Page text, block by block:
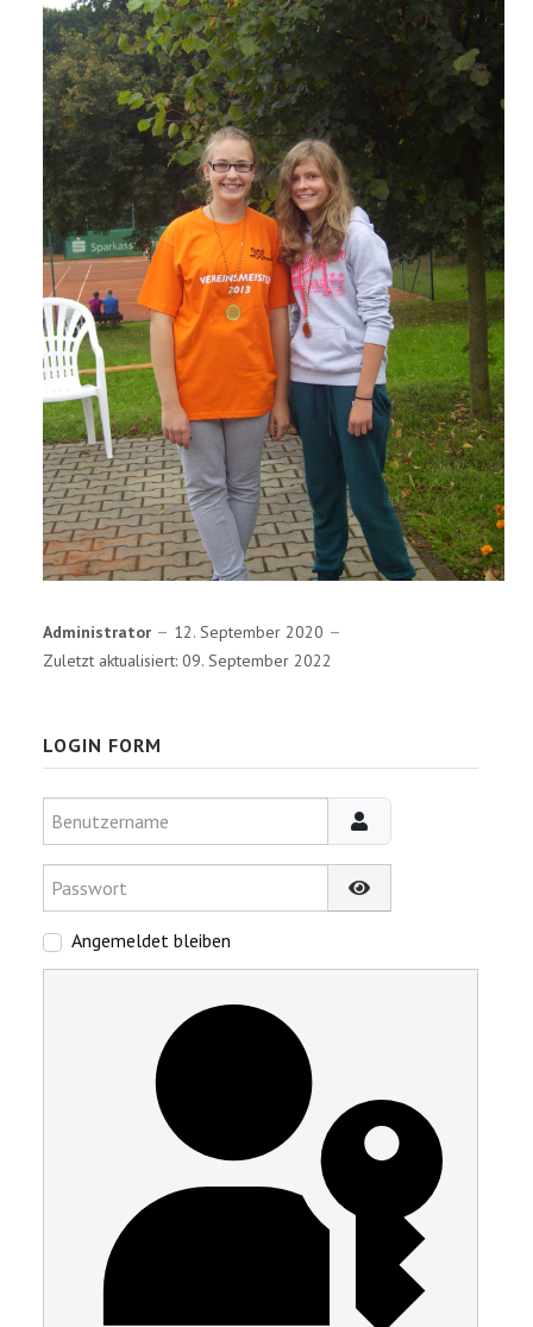
Administrator
12. September 2020
Zuletzt aktualisiert: 09. September 2022
LOGIN FORM
Benutzername
Passwort
Passwort anzeigen
Angemeldet bleiben